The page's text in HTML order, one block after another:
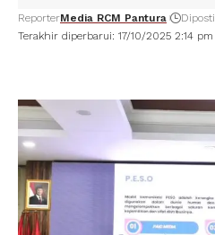
Terakhir diperbarui: 17/10/2025 2:14 pm
ReporterMedia RCM Pantura